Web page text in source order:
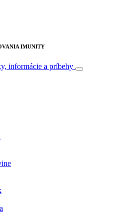
IMUNITY
informácie a príbehy